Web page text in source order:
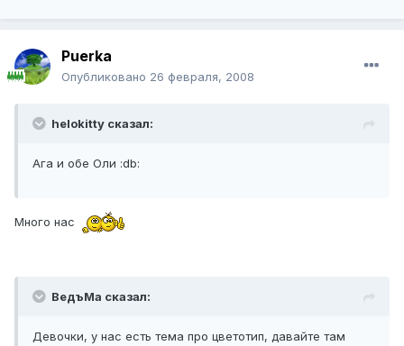
Puerka
Опубликовано 26 февраля, 2008
helokitty сказал:
Ага и обе Оли :db:
Много нас
ВедъМа сказал:
Девочки, у нас есть тема про цветотип, давайте там